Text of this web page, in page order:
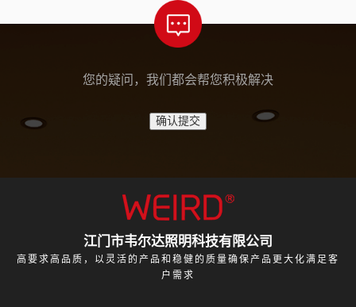
您的疑问，我们都会帮您积极解决
江门市韦尔达照明科技有限公司
高要求高品质，以灵活的产品和稳健的质量确保产品更大化满足客
户需求